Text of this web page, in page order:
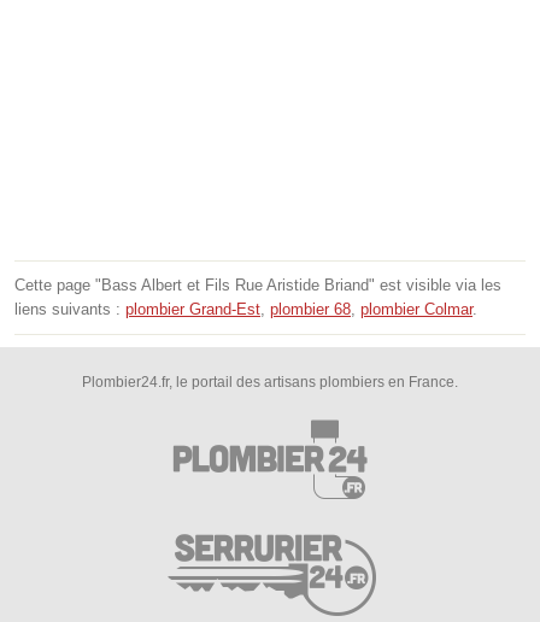
Cette page "Bass Albert et Fils Rue Aristide Briand" est visible via les
liens suivants : plombier Grand-Est, plombier 68, plombier Colmar.
Plombier24.fr, le portail des artisans plombiers en France.